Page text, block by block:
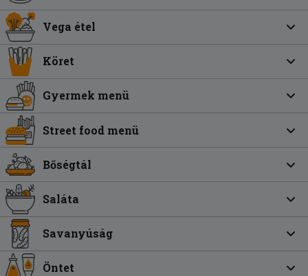
Vega étel
Köret
Gyermek menü
Street food menü
Bőségtál
Saláta
Savanyúság
Öntet